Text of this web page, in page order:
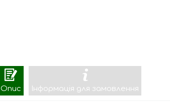
Опис Інформація для замовлення